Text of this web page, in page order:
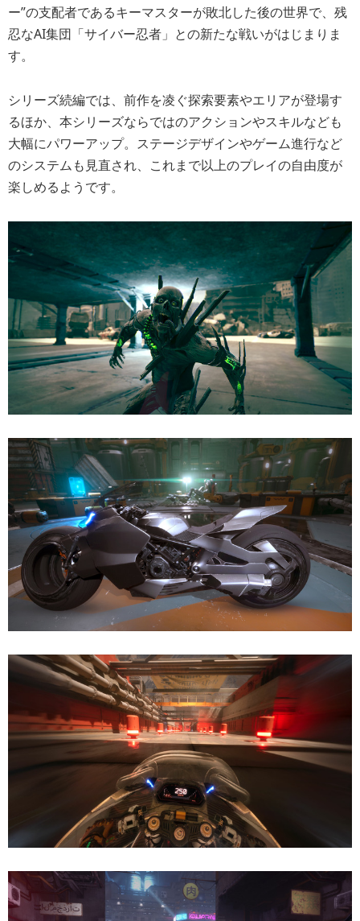
ー”の支配者であるキーマスターが敗北した後の世界で、残
忍なAI集団「サイバー忍者」との新たな戦いがはじまりま
す。
シリーズ続編では、前作を凌ぐ探索要素やエリアが登場す
るほか、本シリーズならではのアクションやスキルなども
大幅にパワーアップ。ステージデザインやゲーム進行など
のシステムも見直され、これまで以上のプレイの自由度が
楽しめるようです。